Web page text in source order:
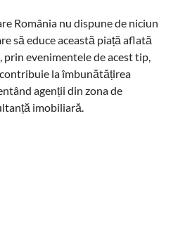
România nu dispune de niciun
să educe această piață aflată
evenimentele de acest tip,
la îmbunătățirea
agenții din zona de
imobiliară.